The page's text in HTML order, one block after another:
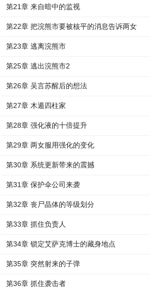
第21章 来自暗中的监视
第22章 把浣熊市要被核平的消息告诉两女
第23章 逃离浣熊市
第25章 逃出浣熊市2
第26章 吴言苏醒后的想法
第27章 木遁四柱家
第28章 强化液的十倍提升
第29章 两女服用强化的变化
第30章 系统更新带来的震撼
第31章 保护伞公司来袭
第32章 丧尸晶体的等级划分
第33章 抓住负责人
第34章 锁定艾萨克博士的藏身地点
第35章 突然射来的子弹
第36章 抓住袭击者